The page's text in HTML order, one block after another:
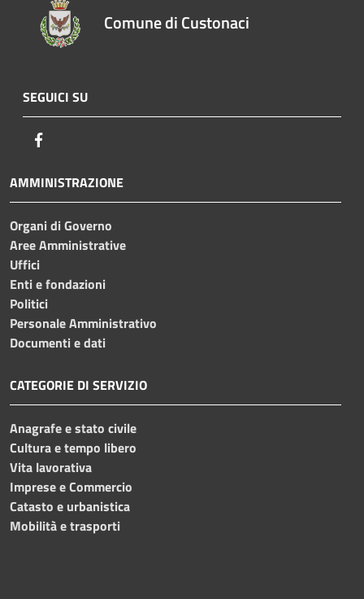
Comune di Custonaci
SEGUICI SU
AMMINISTRAZIONE
Organi di Governo
Aree Amministrative
Uffici
Enti e fondazioni
Politici
Personale Amministrativo
Documenti e dati
CATEGORIE DI SERVIZIO
Anagrafe e stato civile
Cultura e tempo libero
Vita lavorativa
Imprese e Commercio
Catasto e urbanistica
Mobilità e trasporti